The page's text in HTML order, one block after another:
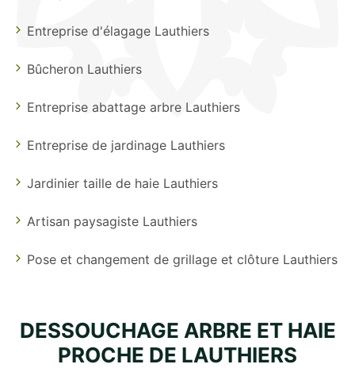
Entreprise d'élagage Lauthiers
Bûcheron Lauthiers
Entreprise abattage arbre Lauthiers
Entreprise de jardinage Lauthiers
Jardinier taille de haie Lauthiers
Artisan paysagiste Lauthiers
Pose et changement de grillage et clôture Lauthiers
DESSOUCHAGE ARBRE ET HAIE
PROCHE DE LAUTHIERS